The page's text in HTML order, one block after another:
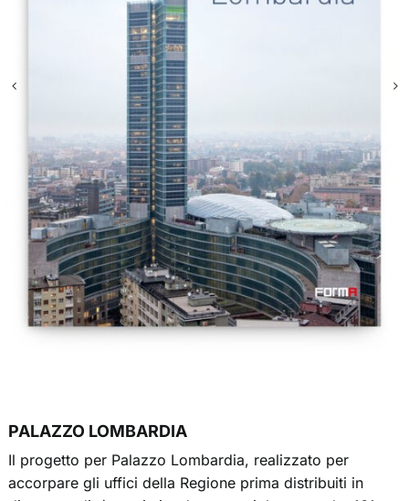
PALAZZO LOMBARDIA
Il progetto per Palazzo Lombardia, realizzato per
accorpare gli uffici della Regione prima distribuiti in